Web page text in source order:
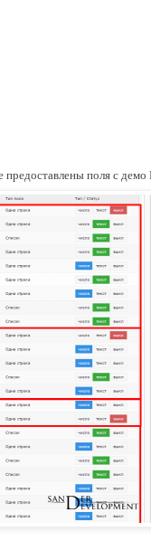
поля с